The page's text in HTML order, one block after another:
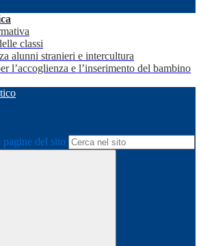
classi
alunni stranieri e intercultura
l’accoglienza e l’inserimento del bambino
del sito